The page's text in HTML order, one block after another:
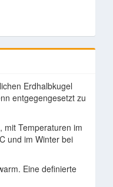
Erdhalbkugel
entgegengesetzt zu
mit Temperaturen im
und im Winter bei
Eine definierte